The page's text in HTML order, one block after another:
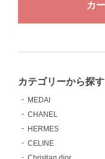
カテゴリーから探す
MEDAI
CHANEL
HERMES
CELINE